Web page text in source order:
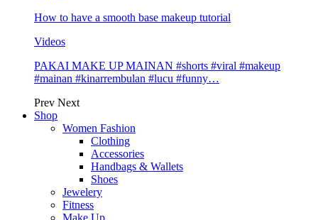
How to have a smooth base makeup tutorial
Videos
PAKAI MAKE UP MAINAN #shorts #viral #makeup
#mainan #kinarrembulan #lucu #funny…
Prev Next
Shop
Women Fashion
Clothing
Accessories
Handbags & Wallets
Shoes
Jewelery
Fitness
Make Up